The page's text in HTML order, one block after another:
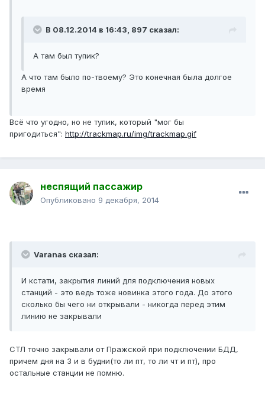
В 08.12.2014 в 16:43, 897 сказал:
А там был тупик?
А что там было по-твоему? Это конечная была долгое
время
Всё что угодно, но не тупик, который "мог бы
пригодиться": http://trackmap.ru/img/trackmap.gif
неспящий пассажир
Опубликовано 9 декабря, 2014
Varanas сказал:
И кстати, закрытия линий для подключения новых
станций - это ведь тоже новинка этого года. До этого
сколько бы чего ни открывали - никогда перед этим
линию не закрывали
СТЛ точно закрывали от Пражской при подключении БДД,
причем дня на 3 и в будни(то ли пт, то ли чт и пт), про
остальные станции не помню.